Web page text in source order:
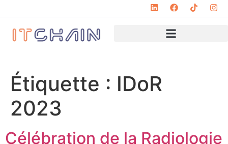
Étiquette : IDoR
2023
Célébration de la Radiologie